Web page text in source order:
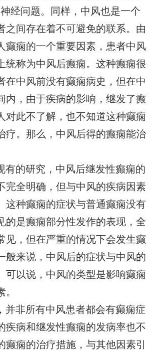
经问题。同样，中风也是一个
之间存在着不可避免的联系。由
癫痫的一个重要因素，患者中风
统称为中风后癫痫。这种癫痫很
在中风前没有癫痫病史，但在中
内，由于疾病的影响，继发了癫
对此不了解，也不知道这种癫痫
疗。那么，中风后得的癫痫能治
有的研究，中风后继发性癫痫的
完全明确，但与中风的疾病因素
这种癫痫的症状与普通癫痫没有
的是癫痫部分性发作的表现，全
见，但在严重的情况下会发生癫
般来说，中风后的症状与中风的
可以说，中风的类型是影响癫痫
并非所有中风患者都会有癫痫症
疾病和继发性癫痫的发病率也不
癫痫的治疗措施，与其他因素引